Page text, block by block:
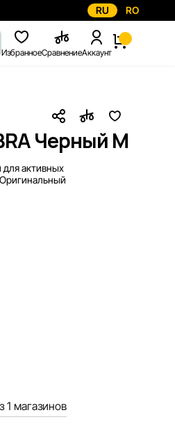
RU RO
ИзбранноеСравнениеАккаунт
Черный M
активных
1 магазинов